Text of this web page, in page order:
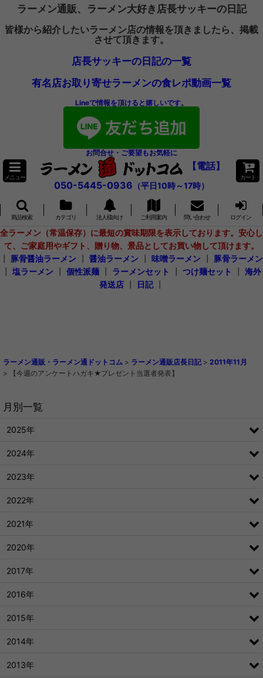
ラーメン通販、ラーメン大好き店長サッキーの日記
皆様から紹介したいラーメン店の情報を頂きましたら、掲載
させて頂きます。
店長サッキーの日記の一覧
有名店お取り寄せラーメンの食レポ動画一覧
Lineで情報を頂けると嬉しいです。
お問合せ・ご要望もお気軽に
メニュー
【電話】
050-5445-0936 （平日10時～17時）
カート
商品検索 カテゴリ 法人様向け ご利用案内 問い合わせ ログイン
全ラーメン（常温保存）に最短の賞味期限を表示しております。安心し
て、ご家庭用やギフト、贈り物、景品としてお買い物して頂けます。
豚骨醤油ラーメン 醤油ラーメン 味噌ラーメン
豚骨ラーメン
塩ラーメン 個性派麺 ラーメンセット つけ麺セット
海外
発送店
日記┃
ラーメン通販・ラーメン通ドットコム > ラーメン通販店長日記 > 2011年11月
>
【今週のアンケートハガキ★プレゼント当選者発表】
月別一覧
2025年
2024年
2023年
2022年
2021年
2020年
2017年
2016年
2015年
2014年
2013年